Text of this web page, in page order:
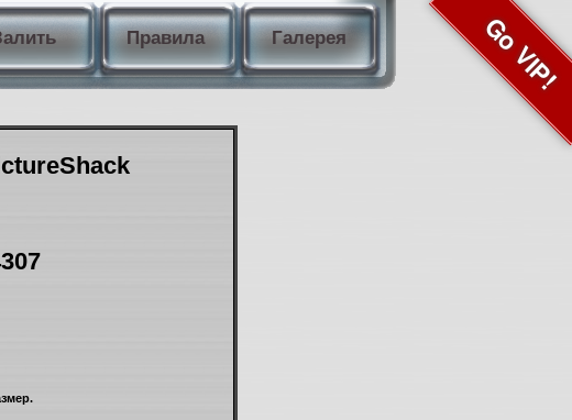
Правила Галерея Go VIP!